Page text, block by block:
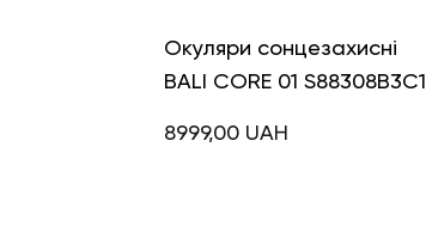
Окуляри сонцезахисні
BALI CORE 01 S88308B3C1
8999,00 UAH